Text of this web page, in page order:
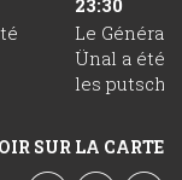
23:30
Le Général
Ünal a été
les
SUR LA CARTE